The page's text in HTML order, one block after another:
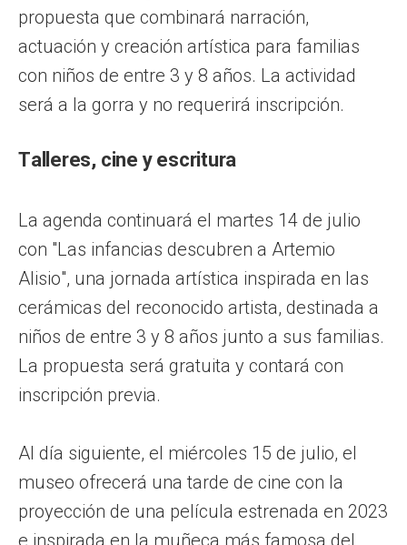
propuesta que combinará narración,
actuación y creación artística para familias
con niños de entre 3 y 8 años. La actividad
será a la gorra y no requerirá inscripción.
Talleres, cine y escritura
La agenda continuará el martes 14 de julio
con "Las infancias descubren a Artemio
Alisio", una jornada artística inspirada en las
cerámicas del reconocido artista, destinada a
niños de entre 3 y 8 años junto a sus familias.
La propuesta será gratuita y contará con
inscripción previa.
Al día siguiente, el miércoles 15 de julio, el
museo ofrecerá una tarde de cine con la
proyección de una película estrenada en 2023
e inspirada en la muñeca más famosa del